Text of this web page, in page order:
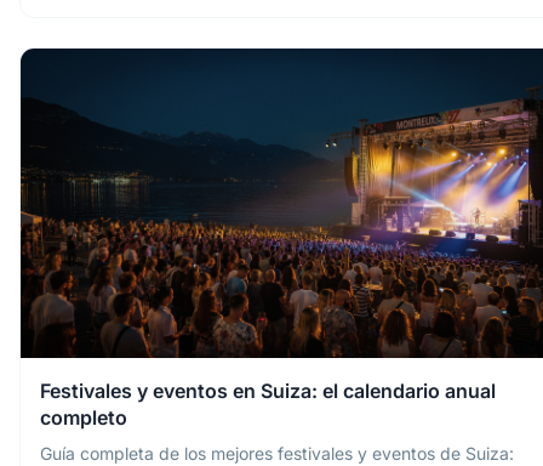
Festivales y eventos en Suiza: el calendario anual
completo
Guía completa de los mejores festivales y eventos de Suiza: